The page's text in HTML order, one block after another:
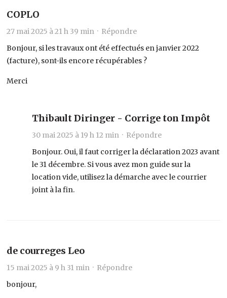
COPLO
27 mai 2025 à 21 h 39 min · Répondre
Bonjour, si les travaux ont été effectués en janvier 2022
(facture), sont-ils encore récupérables ?
Merci
Thibault Diringer - Corrige ton Impôt
30 mai 2025 à 19 h 12 min · Répondre
Bonjour. Oui, il faut corriger la déclaration 2023 avant
le 31 décembre. Si vous avez mon guide sur la
location vide, utilisez la démarche avec le courrier
joint à la fin.
de courreges Leo
15 mai 2025 à 9 h 31 min · Répondre
bonjour,